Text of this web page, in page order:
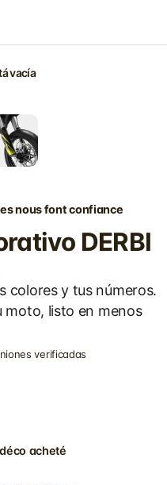
vacía
nous font confiance
DERBI
colores y tus números.
moto, listo en menos
verificadas
acheté